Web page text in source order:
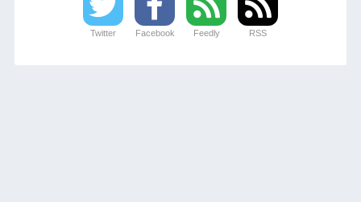
Twitter Facebook Feedly RSS